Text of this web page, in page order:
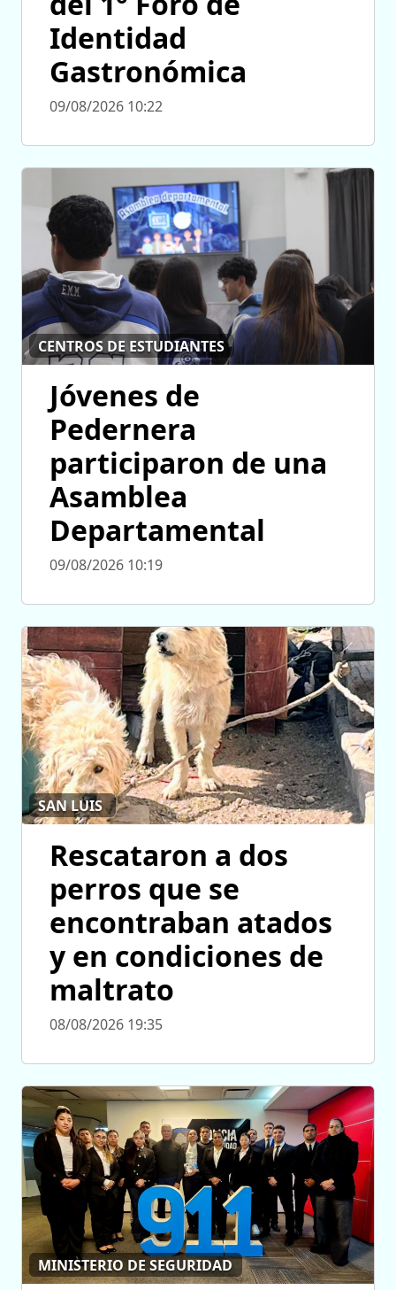
Identidad
Gastronómica
09/08/2026 10:22
CENTROS DE ESTUDIANTES
Jóvenes de
Pedernera
participaron de una
Asamblea
Departamental
09/08/2026 10:19
SAN LUIS
Rescataron a dos
perros que se
encontraban atados
y en condiciones de
maltrato
08/08/2026 19:35
MINISTERIO DE SEGURIDAD